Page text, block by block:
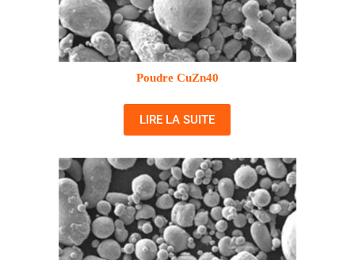
Poudre CuZn40
LIRE LA SUITE